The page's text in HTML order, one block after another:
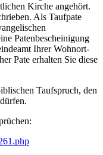
Kirche angehört.
Als Taufpate
Patenbescheinigung
Ihrer Wohnort-
Pate erhalten Sie diese
Taufspruch, den